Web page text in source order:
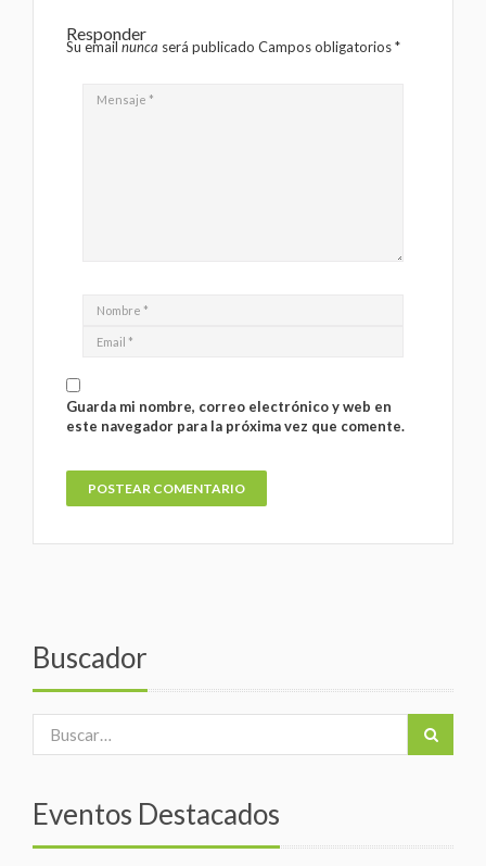
Responder
Su email nunca será publicado Campos obligatorios*
Guarda mi nombre, correo electrónico y web en
este navegador para la próxima vez que comente.
Buscador
Eventos Destacados